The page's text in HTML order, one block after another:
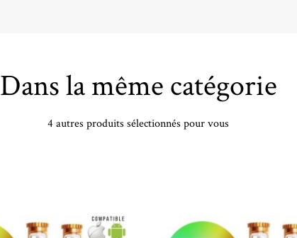
Dans la même catégorie
4 autres produits sélectionnés pour vous